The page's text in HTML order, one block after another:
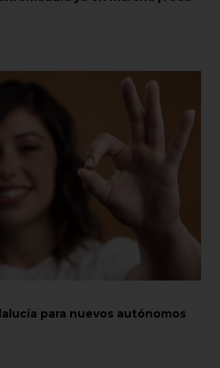
para nuevos autónomos